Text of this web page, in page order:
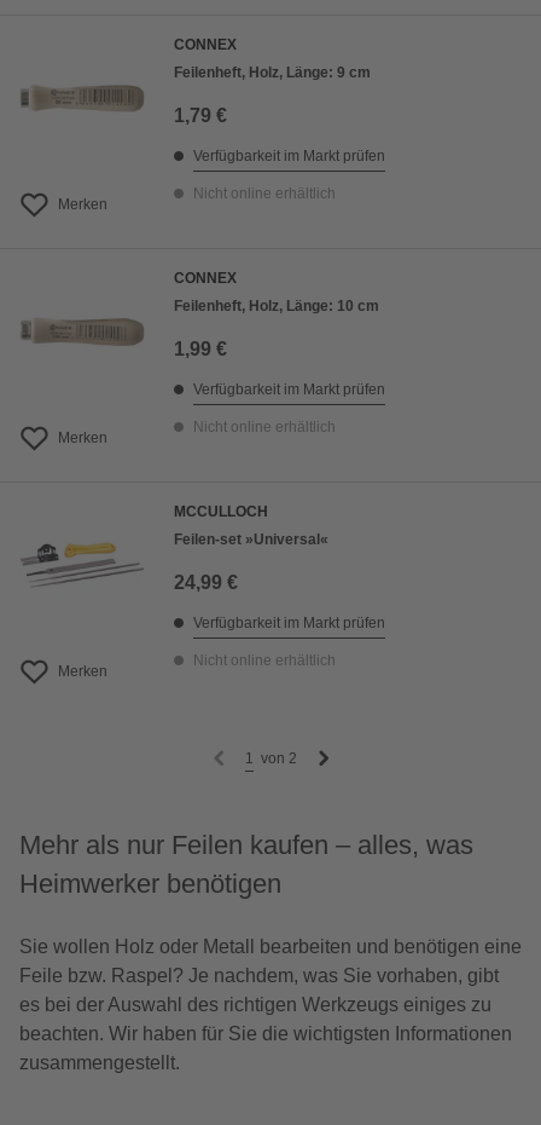
Merken
CONNEX
Feilenheft, Holz, Länge: 9 cm
1,79 €
Verfügbarkeit im Markt prüfen
Nicht online erhältlich
Merken
CONNEX
Feilenheft, Holz, Länge: 10 cm
1,99 €
Verfügbarkeit im Markt prüfen
Nicht online erhältlich
Merken
MCCULLOCH
Feilen-set »Universal«
24,99 €
Verfügbarkeit im Markt prüfen
Nicht online erhältlich
1 von 2
Mehr als nur Feilen kaufen – alles, was
Heimwerker benötigen
Sie wollen Holz oder Metall bearbeiten und benötigen eine
Feile bzw. Raspel? Je nachdem, was Sie vorhaben, gibt
es bei der Auswahl des richtigen Werkzeugs einiges zu
beachten. Wir haben für Sie die wichtigsten Informationen
zusammengestellt.